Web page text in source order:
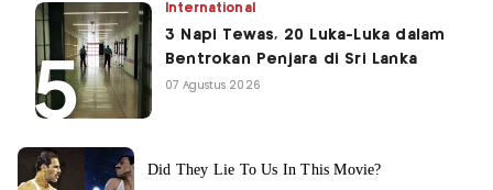
International
3 Napi Tewas, 20 Luka-Luka dalam
Bentrokan Penjara di Sri Lanka
07 Agustus 2026